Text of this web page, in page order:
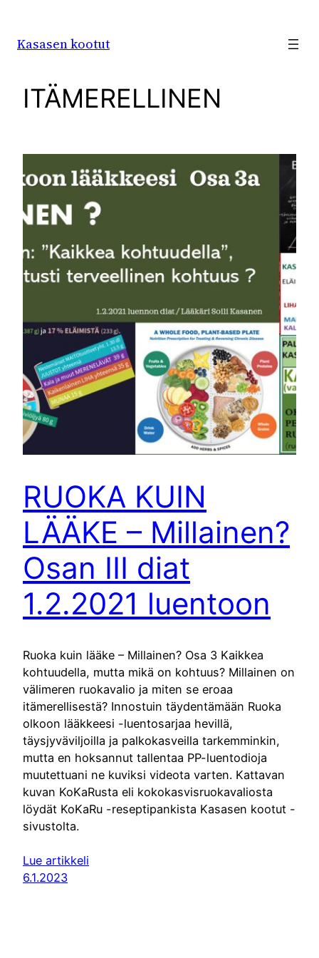
Kasasen kootut
ITÄMERELLINEN
RUOKA KUIN
LÄÄKE – Millainen?
Osan III diat
1.2.2021 luentoon
Ruoka kuin lääke – Millainen? Osa 3 Kaikkea
kohtuudella, mutta mikä on kohtuus? Millainen on
välimeren ruokavalio ja miten se eroaa
itämerellisestä? Innostuin täydentämään Ruoka
olkoon lääkkeesi -luentosarjaa hevillä,
täysjyväviljoilla ja palkokasveilla tarkemminkin,
mutta en hoksannut tallentaa PP-luentodioja
muutettuani ne kuviksi videota varten. Kattavan
kuvan KoKaRusta eli kokokasvisruokavaliosta
löydät KoKaRu -reseptipankista Kasasen kootut -
sivustolta.
Lue artikkeli
6.1.2023